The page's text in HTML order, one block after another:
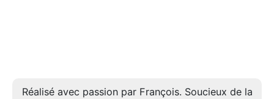
Réalisé avec passion par François. Soucieux de la